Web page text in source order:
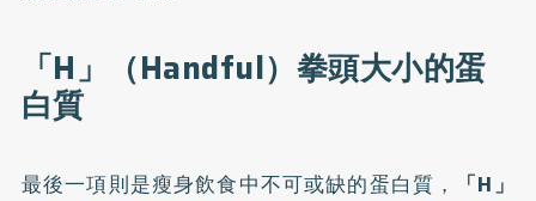
「H」（Handful）拳頭大小的蛋
白質
最後一項則是瘦身飲食中不可或缺的蛋白質，
「H」